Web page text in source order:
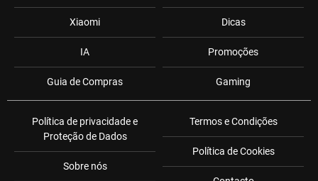
Xiaomi
IA
Guia de Compras
Dicas
Promoções
Gaming
Política de privacidade e
Proteção de Dados
Sobre nós
Termos e Condições
Política de Cookies